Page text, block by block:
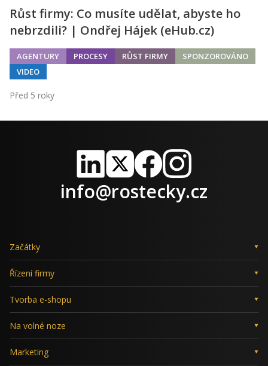
Růst firmy: Co musíte udělat, abyste ho
nebrzdili? | Ondřej Hájek (eHub.cz)
AGENTURY PROCESY RŮST FIRMY
SPONZOROVÁNO
VIDEO
Před 5 roky
LinkedIn
X FacebookInstagram
info@rostecky.cz
Začátky
Řízení firmy
Tvorba e-shopu
Na volné noze
Marketing